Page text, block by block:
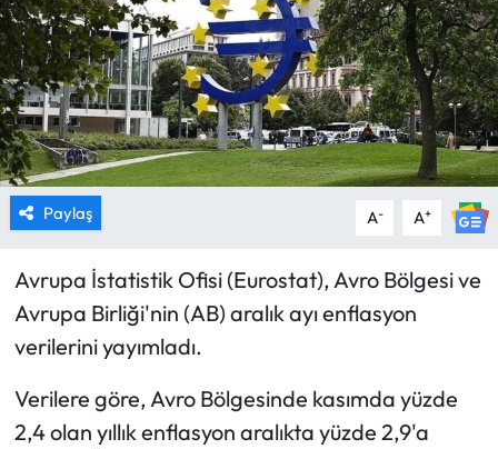
Paylaş A- A+
Avrupa İstatistik Ofisi (Eurostat), Avro Bölgesi ve
Avrupa Birliği'nin (AB) aralık ayı enflasyon
verilerini yayımladı.
Verilere göre, Avro Bölgesinde kasımda yüzde
2,4 olan yıllık enflasyon aralıkta yüzde 2,9'a
SPOR
TARIM
TURİZM
YAŞAM
RESMİ İLANLAR
HABER İLAN